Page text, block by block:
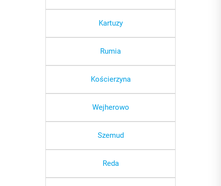
Kartuzy
Rumia
Kościerzyna
Wejherowo
Szemud
Reda